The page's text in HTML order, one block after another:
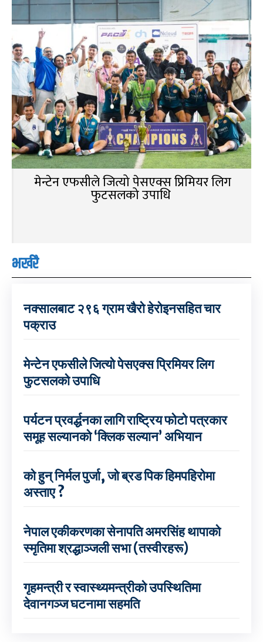
मेन्टेन एफसीले जित्यो पेसएक्स प्रिमियर लिग
फुटसलको उपाधि
भर्खरै
नक्सालबाट २९६ ग्राम खैरो हेरोइनसहित चार
पक्राउ
मेन्टेन एफसीले जित्यो पेसएक्स प्रिमियर लिग
फुटसलको उपाधि
पर्यटन प्रवर्द्धनका लागि राष्ट्रिय फोटो पत्रकार
समूह सल्यानको ‘क्लिक सल्यान’ अभियान
को हुन् निर्मल पुर्जा, जो ब्रड पिक हिमपहिरोमा
अस्ताए ?
नेपाल एकीकरणका सेनापति अमरसिंह थापाको
स्मृतिमा श्रद्धाञ्जली सभा (तस्वीरहरू)
गृहमन्त्री र स्वास्थ्यमन्त्रीको उपस्थितिमा
देवानगञ्ज घटनामा सहमति